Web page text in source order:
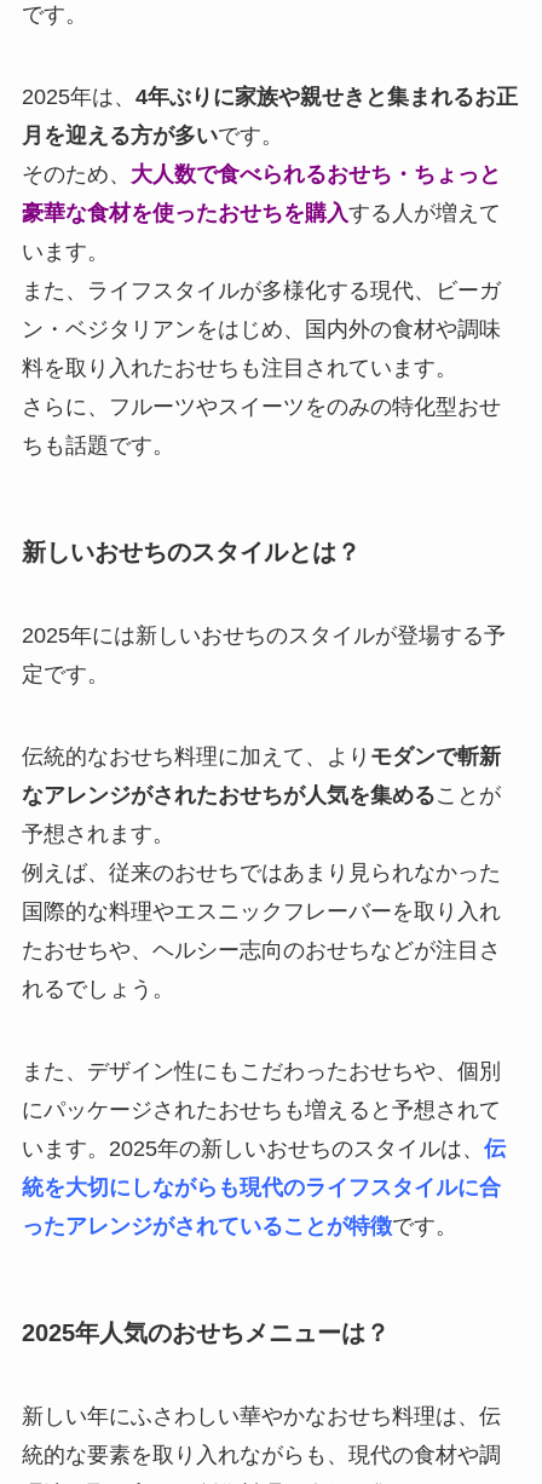
です。
2025年は、 4年ぶりに家族や親せきと集まれるお正
月を迎える方が多いです。
そのため、 大人数で食べられるおせち・ちょっと
豪華な食材を使ったおせちを購入する人が増えて
います。
また、ライフスタイルが多様化する現代、ビーガ
ン・ベジタリアンをはじめ、国内外の食材や調味
料を取り入れたおせちも注目されています。
さらに、フルーツやスイーツをのみの特化型おせ
ちも話題です。
新しいおせちのスタイルとは？
2025年には新しいおせちのスタイルが登場する予
定です。
伝統的なおせち料理に加えて、より モダンで斬新
なアレンジがされたおせちが人気を集めることが
予想されます。
例えば、従来のおせちではあまり見られなかった
国際的な料理やエスニックフレーバーを取り入れ
たおせちや、ヘルシー志向のおせちなどが注目さ
れるでしょう。
また、デザイン性にもこだわったおせちや、個別
にパッケージされたおせちも増えると予想されて
います。2025年の新しいおせちのスタイルは、 伝
統を大切にしながらも現代のライフスタイルに合
ったアレンジがされていることが特徴です。
2025年人気のおせちメニューは？
新しい年にふさわしい華やかなおせち料理は、伝
統的な要素を取り入れながらも、現代の食材や調